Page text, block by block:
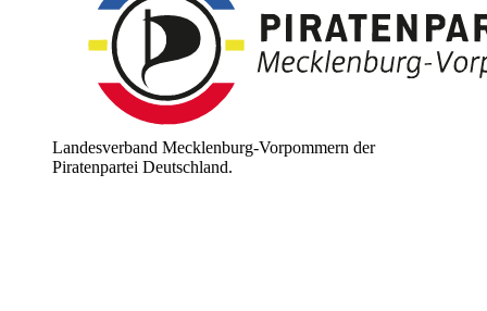
Landesverband Mecklenburg-Vorpommern der
Piratenpartei Deutschland.